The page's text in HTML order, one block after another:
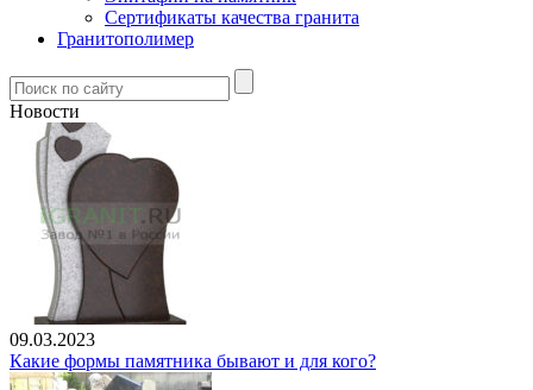
Сертификаты качества гранита
Гранитополимер
Новости
09.03.2023
Какие формы памятника бывают и для кого?